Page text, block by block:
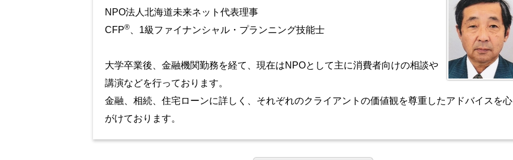
NPO法人北海道未来ネット代表理事
CFP® 、1級ファイナンシャル・プランニング技能士
大学卒業後、金融機関勤務を経て、現在はNPOとして主に消費者向けの相談や
講演などを行っております。
金融、相続、住宅ローンに詳しく、それぞれのクライアントの価値観を尊重したアドバイスを心
がけております。